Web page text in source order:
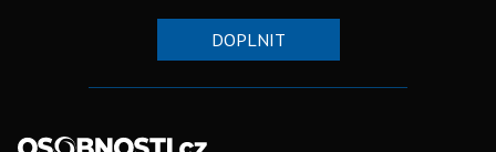
DOPLNIT